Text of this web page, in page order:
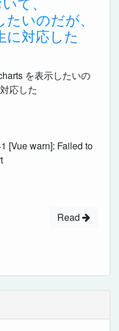
いのだが、
に対応した
を表示したいの
応した
[Vue warn]: Failed to
Read